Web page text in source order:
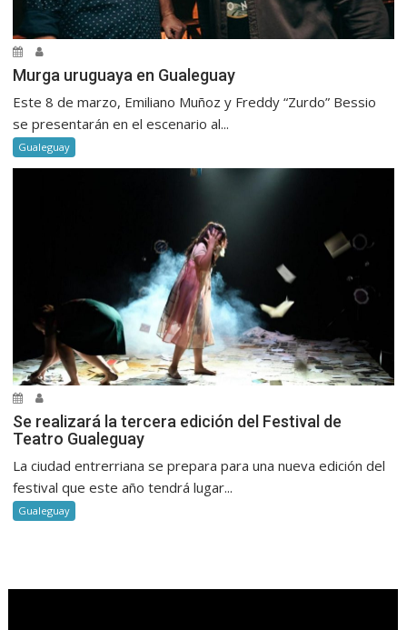
Murga uruguaya en Gualeguay
Este 8 de marzo, Emiliano Muñoz y Freddy “Zurdo” Bessio
se presentarán en el escenario al...
Gualeguay
Se realizará la tercera edición del Festival de
Teatro Gualeguay
La ciudad entrerriana se prepara para una nueva edición del
festival que este año tendrá lugar...
Gualeguay